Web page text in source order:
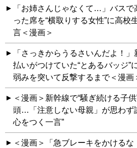
「お姉さんじゃなくて…」バスで
った席を“横取りする女性”に高校
言＜漫画＞
「さっきからうるさいんだよ！」
払いがつけていた“とあるバッジ”
弱みを突いて反撃するまで＜漫画
＜漫画＞新幹線で“騒ぎ続ける子
頭…「注意しない母親」が思わず
心をつく一言”
＜漫画＞「急ブレーキをかけるな